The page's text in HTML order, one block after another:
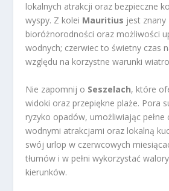
lokalnych atrakcji oraz bezpieczne
wyspy. Z kolei Mauritius jest znany
bioróżnorodności oraz możliwości
wodnych; czerwiec to świetny czas
względu na korzystne warunki
Nie zapomnij o Seszelach, które
widoki oraz przepiękne plaże. Pora
ryzyko opadów, umożliwiając pełne
wodnymi atrakcjami oraz lokalną
swój urlop w czerwcowych
tłumów i w pełni wykorzystać
kierunków.